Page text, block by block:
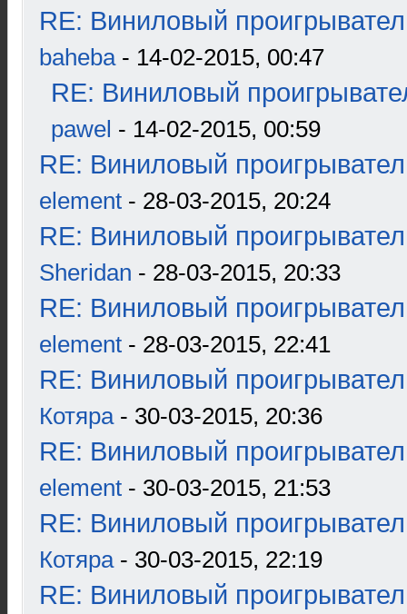
RE: Виниловый
baheba- 14-02-2015, 00:47
RE: Виниловый
pawel - 14-02-2015, 00:59
RE: Виниловый
element - 28-03-2015, 20:24
RE: Виниловый
Sheridan - 28-03-2015, 20:33
RE: Виниловый
element - 28-03-2015, 22:41
RE: Виниловый
Котяра- 30-03-2015, 20:36
RE: Виниловый
element - 30-03-2015, 21:53
RE: Виниловый
Котяра- 30-03-2015, 22:19
RE: Виниловый